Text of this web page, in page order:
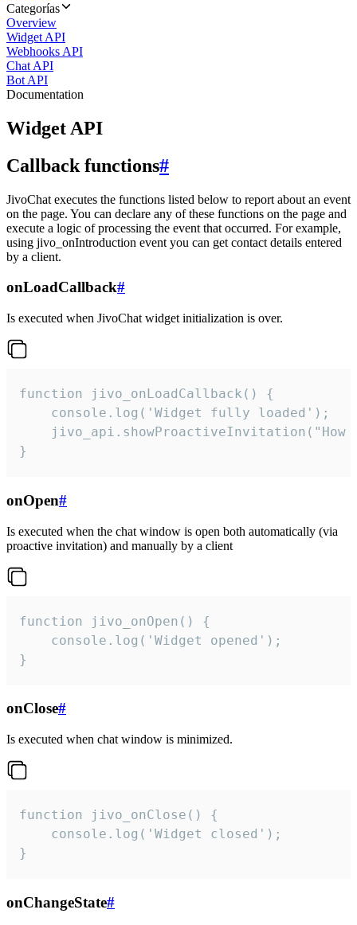
Categorías
Overview
Widget API
Webhooks API
Chat API
Bot API
Documentation
Widget API
Callback functions#
JivoChat executes the functions listed below to report about an event
on the page. You can declare any of these functions on the page and
execute a logic of processing the event that occurred. For example,
using jivo_onIntroduction event you can get contact details entered
by a client.
onLoadCallback#
Is executed when JivoChat widget initialization is over.
function jivo_onLoadCallback() {
    console.log('Widget fully loaded');
jivo_api.showProactiveInvitation("How
}
onOpen#
Is executed when the chat window is open both automatically (via
proactive invitation) and manually by a client
function jivo_onOpen() {
    console.log('Widget opened');
}
onClose#
Is executed when chat window is minimized.
function jivo_onClose() {
    console.log('Widget closed');
}
onChangeState#